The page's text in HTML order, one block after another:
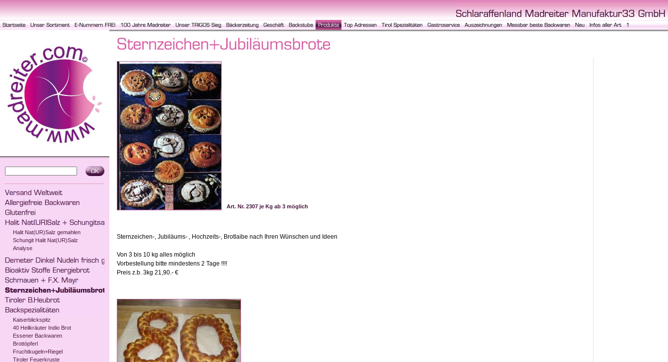
Halit Nat(UR)Salz gemahlen
Schungit Halit Nat(UR)Salz
Analyse
Kaiserblickspitz
40 Heilkräuter Indio Brot
Essener Backwaren
Brottöpferl
Fruchtkugeln+Riegel
Tiroler Feuerkruste
Art. Nr. 2307 je Kg ab 3 möglich
Sternzeichen-, Jubiläums- , Hochzeits-, Brotlaibe nach Ihren Wünschen und Ideen
Von 3 bis 10 kg alles möglich
Vorbestellung bitte mindestens 2 Tage !!!!
Preis z.b. 3kg 21,90.- €